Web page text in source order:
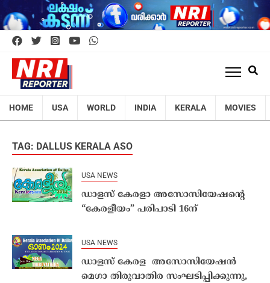
HOME USA WORLD INDIA KERALA MOVIES
TAG: DALLUS KERALA ASO
USA NEWS
ഡാളസ് കേരളാ അസോസിയേഷൻ്റെ
“കേരളീയം” പരിപാടി 16ന്
USA NEWS
ഡാളസ് കേരള അസോസിയേഷൻ
മെഗാ തിരുവാതിര സംഘടിപ്പിക്കുന്നു,